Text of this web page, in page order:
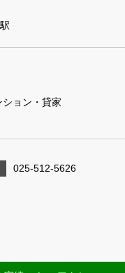
ョン・貸家
025-512-5626